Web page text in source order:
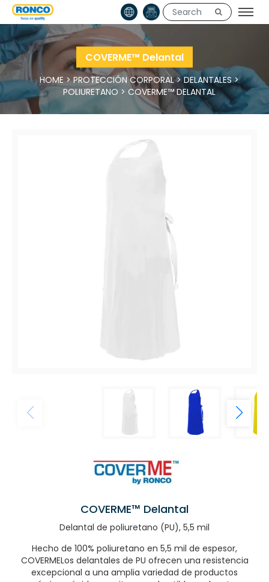
COVERME™ Delantal
HOME>PROTECCIÓN CORPORAL>DELANTALES>
POLIURETANO > COVERME™ DELANTAL
COVERME™ Delantal
Delantal de poliuretano (PU), 5,5 mil
Hecho de 100% poliuretano en 5,5 mil de espesor,
COVERMELos delantales de PU ofrecen una resistencia
excepcional a una amplia variedad de productos